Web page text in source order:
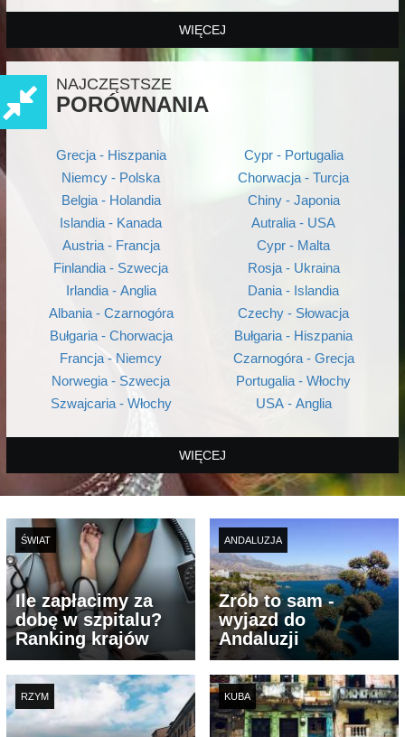
WIĘCEJ
NAJCZĘSTSZE
PORÓWNANIA
Grecja - Hiszpania
Niemcy - Polska
Belgia - Holandia
Islandia - Kanada
Austria - Francja
Finlandia - Szwecja
Irlandia - Anglia
Albania - Czarnogóra
Bułgaria - Chorwacja
Francja - Niemcy
Norwegia - Szwecja
Szwajcaria - Włochy
Cypr - Portugalia
Chorwacja - Turcja
Chiny - Japonia
Autralia - USA
Cypr - Malta
Rosja - Ukraina
Dania - Islandia
Czechy - Słowacja
Bułgaria - Hiszpania
Czarnogóra - Grecja
Portugalia - Włochy
USA - Anglia
WIĘCEJ
ŚWIAT
Ile zapłacimy za
dobę w szpitalu?
Ranking krajów
ANDALUZJA
Zrób to sam -
wyjazd do
Andaluzji
RZYM KUBA